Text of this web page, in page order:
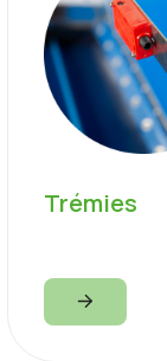
Trémies